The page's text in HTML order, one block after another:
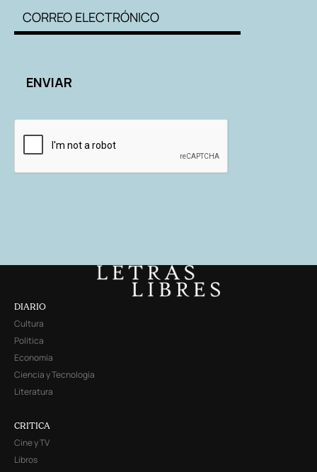
DIARIO
Cultura
Política
Economía
Ciencia y Tecnología
Literatura
CRITICA
Cine y TV
Libros